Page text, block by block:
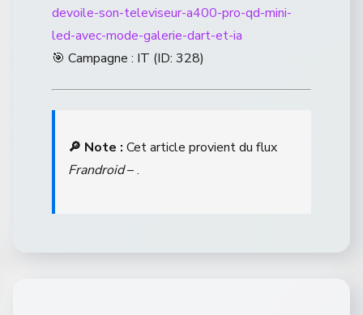
devoile-son-televiseur-a400-pro-qd-mini-
led-avec-mode-galerie-dart-et-ia
🎯 Campagne : IT (ID: 328)
🔎 Note : Cet article provient du flux
Frandroid– .